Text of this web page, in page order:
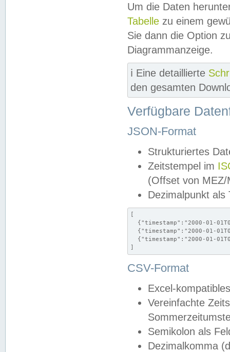
Um die Daten
Tabelle zu einem
Sie dann die Option
Diagrammanzeige.
ℹ️ Eine detaillierte
den gesamten
Verfügbare
JSON-Format
Strukturiertes
Zeitstempel im
(Offset von MEZ/
Dezimalpunkt als
[
{"timestamp":"2000-01-
{"timestamp":"2000-01-
{"timestamp":"2000-01-
]
CSV-Format
Excel-
Vereinfachte
Semikolon als
Dezimalkomma